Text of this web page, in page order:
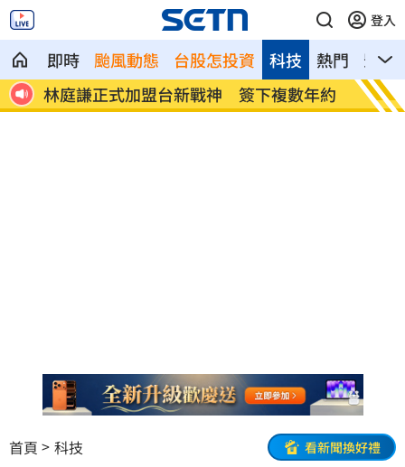
登入
即時 颱風動態 台股怎投資 熱門 影音
科技
看 林庭謙正式加盟台新戰神 簽下複數年約
漢光
了
首頁 科技 看新聞換好禮